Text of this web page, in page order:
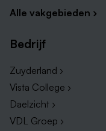
Alle vakgebieden ›
Bedrijf
Zuyderland ›
Vista College ›
Daelzicht ›
VDL Groep ›